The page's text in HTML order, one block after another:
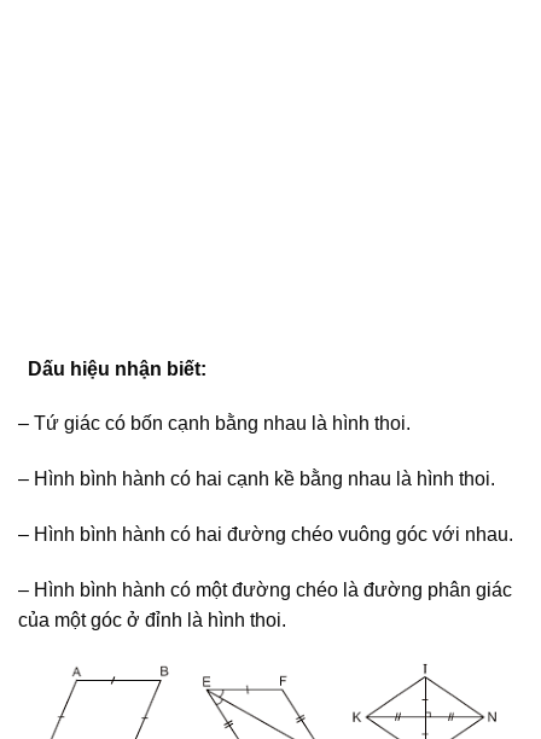
Dấu hiệu nhận biết:
– Tứ giác có bốn cạnh bằng nhau là hình thoi.
– Hình bình hành có hai cạnh kề bằng nhau là hình thoi.
– Hình bình hành có hai đường chéo vuông góc với nhau.
– Hình bình hành có một đường chéo là đường phân giác
của một góc ở đỉnh là hình thoi.